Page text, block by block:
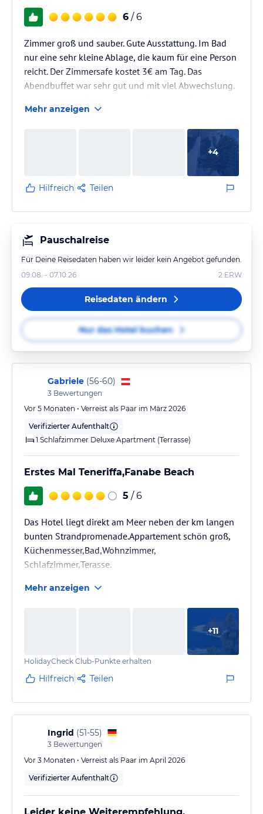
6 / 6
Zimmer groß und sauber. Gute Ausstattung. Im Bad
nur eine sehr kleine Ablage, die kaum für eine Person
reicht. Der Zimmersafe kostet 3€ am Tag. Das
Abendbuffet war sehr gut und mit viel Abwechslung.
zubereitet werden. Die Getränke zum Abendessen
sind deutlich zu teuer. Gibt aber Wasserspender mit
heißen und kalten Trinkwasser. Das Frühstück bietet
keine Abwechslung und es gibt oft lange Schlangen
an den Kaffeemaschinen und an der Eierstation. Die
Hotel Anlage…
Mehr anzeigen
+4
Hilfreich Teilen
Pauschalreise
Für Deine Reisedaten haben wir leider kein Angebot gefunden.
09.08. - 07.10.26
2 ERW
Reisedaten ändern
Nur das Hotel buchen
Gabriele (56-60)
3 Bewertungen
Vor 5 Monaten • Verreist als Paar im März 2026
Verifizierter Aufenthalt
1 Schlafzimmer Deluxe Apartment (Terrasse)
Erstes Mal Teneriffa,Fanabe Beach
5 / 6
Das Hotel liegt direkt am Meer neben der km langen
bunten Strandpromenade.Appartement schön groß,
Küchenmesser,Bad,Wohnzimmer,
Schlafzimmer,Terasse.
Mehr anzeigen
+11
HolidayCheck Club-Punkte erhalten
Hilfreich Teilen
Ingrid (51-55)
3 Bewertungen
Vor 3 Monaten • Verreist als Paar im April 2026
Verifizierter Aufenthalt